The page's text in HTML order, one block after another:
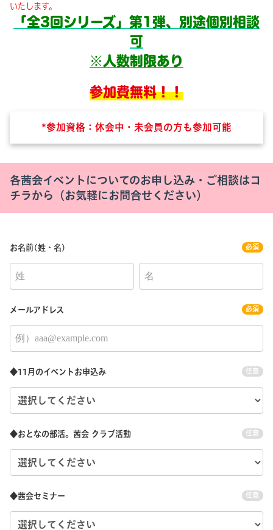
いたします。
「全3回シリーズ」第1弾、別途個別相談
可
※人数制限あり
参加費無料！！
*参加資格： 休会中・未会員の方も参加可能
各茜会イベントについてのお申し込み・ご相談はコ
チラから（お気軽にお問合せください）
お名前(姓・名) 必須
メールアドレス 必須
◆11月のイベントお申込み 任意
◆おとなの部活。茜会 クラブ活動 任意
◆茜会セミナー 任意